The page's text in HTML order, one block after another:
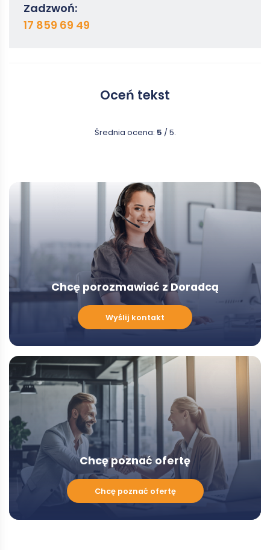
Zadzwoń:
17 859 69 49
Oceń tekst
Średnia ocena: 5 / 5.
Chcę porozmawiać z Doradcą
porozmawiać
Doradcą
-
Modal
Wyślij kontakt
Chcę poznać ofertę
Chcę
Chcę poznać ofertę